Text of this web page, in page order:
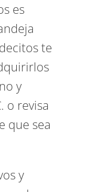
es
te
y
o revisa
que sea
y